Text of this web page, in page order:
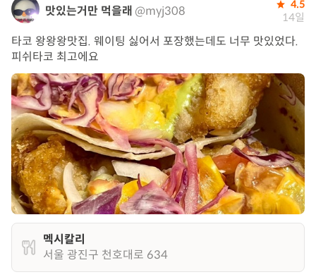
맛있는거만 먹을래 @myj308 4.5
14일
타코 왕왕왕맛집. 웨이팅 싫어서 포장했는데도 너무 맛있었다.
피쉬타코 최고에요
멕시칼리
서울 광진구 천호대로 634